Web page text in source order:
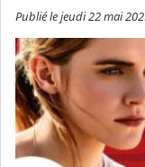
Publié le jeudi 22 mai